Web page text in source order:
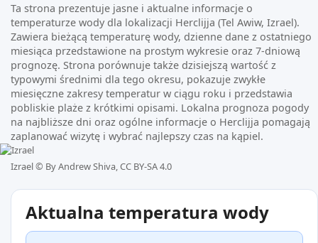
Ta strona prezentuje jasne i aktualne informacje o
temperaturze wody dla lokalizacji Herclijja (Tel Awiw, Izrael).
Zawiera bieżącą temperaturę wody, dzienne dane z ostatniego
miesiąca przedstawione na prostym wykresie oraz 7-dniową
prognozę. Strona porównuje także dzisiejszą wartość z
typowymi średnimi dla tego okresu, pokazuje zwykłe
miesięczne zakresy temperatur w ciągu roku i przedstawia
pobliskie plaże z krótkimi opisami. Lokalna prognoza pogody
na najbliższe dni oraz ogólne informacje o Herclijja pomagają
zaplanować wizytę i wybrać najlepszy czas na kąpiel.
Izrael © By Andrew Shiva, CC BY-SA 4.0
Aktualna temperatura wody